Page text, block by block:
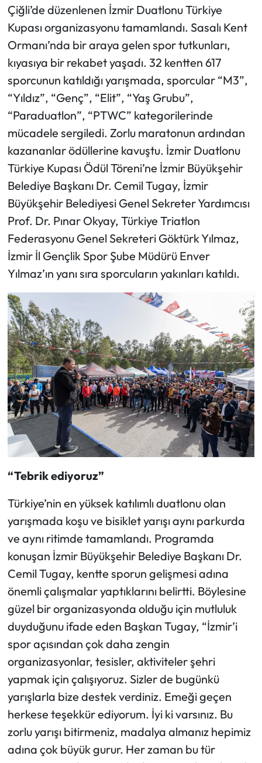
Çiğli’de düzenlenen İzmir Duatlonu Türkiye
Kupası organizasyonu tamamlandı. Sasalı Kent
Ormanı’nda bir araya gelen spor tutkunları,
kıyasıya bir rekabet yaşadı. 32 kentten 617
sporcunun katıldığı yarışmada, sporcular “M3”,
“Yıldız”, “Genç”, “Elit”, “Yaş Grubu”,
“Paraduatlon”, “PTWC” kategorilerinde
mücadele sergiledi. Zorlu maratonun ardından
kazananlar ödüllerine kavuştu. İzmir Duatlonu
Türkiye Kupası Ödül Töreni’ne İzmir Büyükşehir
Belediye Başkanı Dr. Cemil Tugay, İzmir
Büyükşehir Belediyesi Genel Sekreter Yardımcısı
Prof. Dr. Pınar Okyay, Türkiye Triatlon
Federasyonu Genel Sekreteri Göktürk Yılmaz,
İzmir İl Gençlik Spor Şube Müdürü Enver
Yılmaz’ın yanı sıra sporcuların yakınları katıldı.
“Tebrik ediyoruz”
Türkiye’nin en yüksek katılımlı duatlonu olan
yarışmada koşu ve bisiklet yarışı aynı parkurda
ve aynı ritimde tamamlandı. Programda
konuşan İzmir Büyükşehir Belediye Başkanı Dr.
Cemil Tugay, kentte sporun gelişmesi adına
önemli çalışmalar yaptıklarını belirtti. Böylesine
güzel bir organizasyonda olduğu için mutluluk
duyduğunu ifade eden Başkan Tugay, “İzmir’i
spor açısından çok daha zengin
organizasyonlar, tesisler, aktiviteler şehri
yapmak için çalışıyoruz. Sizler de bugünkü
yarışlarla bize destek verdiniz. Emeği geçen
herkese teşekkür ediyorum. İyi ki varsınız. Bu
zorlu yarışı bitirmeniz, madalya almanız hepimiz
adına çok büyük gurur. Her zaman bu tür